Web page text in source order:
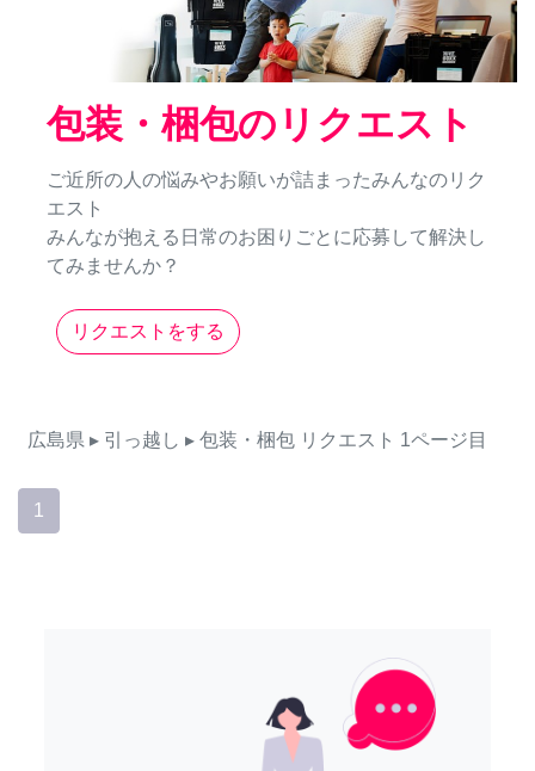
包装・梱包のリクエスト
ご近所の人の悩みやお願いが詰まったみんなのリク
エスト
みんなが抱える日常のお困りごとに応募して解決し
てみませんか？
リクエストをする
広島県 ▸ 引っ越し ▸ 包装・梱包 リクエスト 1ページ目
1